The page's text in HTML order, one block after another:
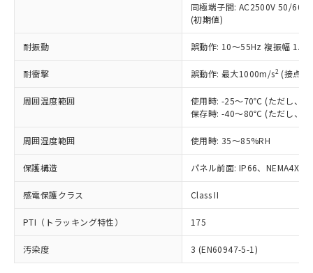
同極端子間: AC2500V 50/
(初期値)
耐振動 誤動作: 10～55Hz 複振幅
耐衝撃 誤動作: 最大1000m/s2 (接点
周囲温度範囲
使用時: -25～70℃ (ただし、氷
保存時: -40～80℃ (ただし、氷
周囲湿度範囲 使用時: 35～85%RH
保護構造 パネル前面: IP66、NEMA4X,
感電保護クラス Class II
PTI（トラッキング特性） 175
汚染度 3 (EN60947-5-1)
ことをご了承ください。
在庫状況および標準価格照会結果は、
記載している更新日時点での社内デー
タに基づき作成されるものであり、閲
覧された時点での実際の在庫および標
準価格とは異なる場合があることをご
正式な納期状況および標準価格はお客
様のお取引先、またはお客様担当のオ
ムロン制御機器販売店・当社販売員に
オムロン制御機器販売店や当社販売拠
点は「
販売ネットワーク
」をご確認
在庫状況および標準価格結果を当社の
事前の承諾なく第三者に漏洩または開
示しないようお願いします。
マイパーツ機能（部品リスト作成サー
いたものが、含有品と判明した場合などや
むを得ず変更することがあります。
鉛(Pb) 1000ppm以下、 水銀(Hg) 1000ppm以下、 カド
(PBDE) 1000ppm以下、フタル酸ビス(2-エチルヘキシ
ル) (DEHP)(別名：DOP) 1000ppm以下、フタル酸ブチ
ルベンジル（BBP） 1000ppm以下、フタル酸ジブチル
（DBP） 1000ppm以下、フタル酸ジイソブチル
(DIBP) 1000ppm以下
但し、RoHS指令で産業用監視および制御機器に対する
適用除外項目は除く。
※2 対応予定月
部品在庫の切り替え状況などにより、予定
基準値を超えていることを示します。
「－」：未確認です。当社販売部門へお問
*中国RoHS10物質の基準値 (GB/T26572)：
Pb(鉛) :1000ppm、 Hg(水銀) : 1000ppm、 Cd(カドミウ
Cr(Ⅵ)(六価クロム) : 1000ppm、 PBBs(ポリ臭化ビフェ
ニル類) : 1000ppm、 PBDEs(ポリ臭化ジフェニルエーテ
DBP(フタル酸ジブチル) : 1000ppm、 DIBP(フタル酸ジ
イソブチル) : 1000ppm、 BBP(フタル酸ブチルベンジ
ル) : 1000ppm、
DEHP(フタル酸ビス(2-エチルヘキシル)) : 1000ppm
※2 環境保護使用期限
「ｅ」：有害物質（10物質）のすべてが基
「10」：通常の使用状況下において有害物
当社は、これら貴社製品のうち、外国
為替および外国貿易法に定める商品
（以下｢規制貨物等」という）を輸出
または国外への提供する場合は、日本
国政府の輸出許可(または役務取引許
当社は規制貨物を破棄する場合は、完
全に破砕するなど、違法に輸出されな
いよう必要な手段を講じます。
当社は貴社製品を、核兵器、ミサイ
ル、化学兵器、生物兵器またはその他
武器並びにこれらの製造装置等に一切
使用いたしません。
当社は、貴社製品を第三者に販売する
場合は、上記1、2および3の内容を当
該第三者に通知します。また当社は、
販売先および販売に係わる関係者が違
○ 一定数以上の在庫あり
△ 一定数には満たないが在庫あり
在庫なし(最新の在庫状況につ
たはお客様担当のオムロン制御
機器販売店・当社販売員にご確
空
受注生産機種、また在庫状況の